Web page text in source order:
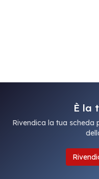
È la
Rivendica la tua scheda